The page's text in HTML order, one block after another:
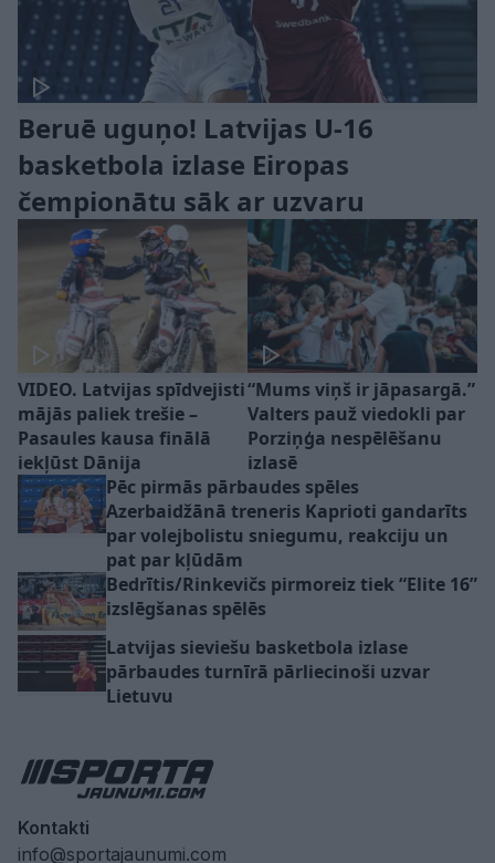
Beruē uguņo! Latvijas U-16
basketbola izlase Eiropas
čempionātu sāk ar uzvaru
VIDEO. Latvijas spīdvejisti
mājās paliek trešie –
Pasaules kausa finālā
iekļūst Dānija
“Mums viņš ir jāpasargā.”
Valters pauž viedokli par
Porziņģa nespēlēšanu
izlasē
Pēc pirmās pārbaudes spēles
Azerbaidžānā treneris Kaprioti gandarīts
par volejbolistu sniegumu, reakciju un
pat par kļūdām
Bedrītis/Rinkevičs pirmoreiz tiek “Elite 16”
izslēgšanas spēlēs
Latvijas sieviešu basketbola izlase
pārbaudes turnīrā pārliecinoši uzvar
Lietuvu
Kontakti
info@sportajaunumi.com